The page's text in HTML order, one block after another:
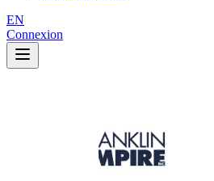
EN
Connexion